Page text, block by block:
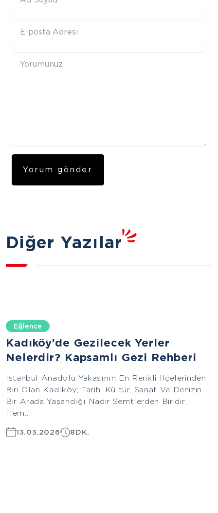
Diğer Yazılar
Eğlence
Kadıköy’de Gezilecek Yerler
Nelerdir? Kapsamlı Gezi Rehberi
İstanbul Anadolu Yakasının En Renkli Ilçelerinden
Biri Olan Kadıköy; Tarih, Kültür, Sanat Ve Denizin
Bir Arada Yaşandığı Nadir Semtlerden Biridir.
Hem...
13.03.2026 8DK.